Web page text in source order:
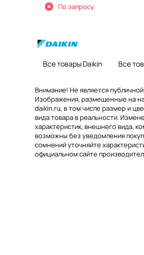
По запросу
Все товары Daikin Все
Внимание! Не является
Изображения, размещенные на
daikin.ru, в том числе размер и
вида товара в реальности.
характеристик, внешнего вида,
возможны без уведомления
сомнений уточняйте
официальном сайте